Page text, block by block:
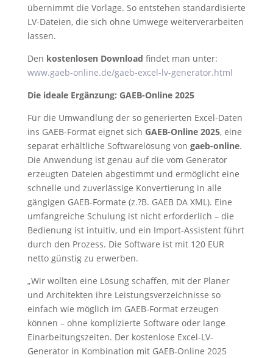
übernimmt die Vorlage. So entstehen standardisierte
LV-Dateien, die sich ohne Umwege weiterverarbeiten
lassen.
Den kostenlosen Download findet man unter:
www.gaeb-online.de/gaeb-excel-lv-generator.html
Die ideale Ergänzung: GAEB-Online 2025
Für die Umwandlung der so generierten Excel-Daten
ins GAEB-Format eignet sich GAEB-Online 2025, eine
separat erhältliche Softwarelösung von gaeb-online.
Die Anwendung ist genau auf die vom Generator
erzeugten Dateien abgestimmt und ermöglicht eine
schnelle und zuverlässige Konvertierung in alle
gängigen GAEB-Formate (z.?B. GAEB DA XML). Eine
umfangreiche Schulung ist nicht erforderlich – die
Bedienung ist intuitiv, und ein Import-Assistent führt
durch den Prozess. Die Software ist mit 120 EUR
netto günstig zu erwerben.
„Wir wollten eine Lösung schaffen, mit der Planer
und Architekten ihre Leistungsverzeichnisse so
einfach wie möglich im GAEB-Format erzeugen
können – ohne komplizierte Software oder lange
Einarbeitungszeiten. Der kostenlose Excel-LV-
Generator in Kombination mit GAEB-Online 2025